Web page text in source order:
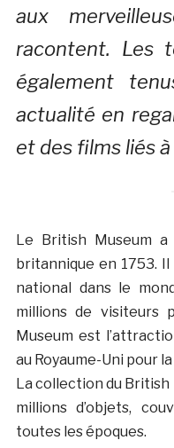
aux
racontent. Les
également
actualité en
et des films liés
Le British Museum
britannique en 1753.
national dans le
millions de visiteurs
Museum est
au Royaume-Uni pour
La collection du
millions d’objets,
toutes les époques.